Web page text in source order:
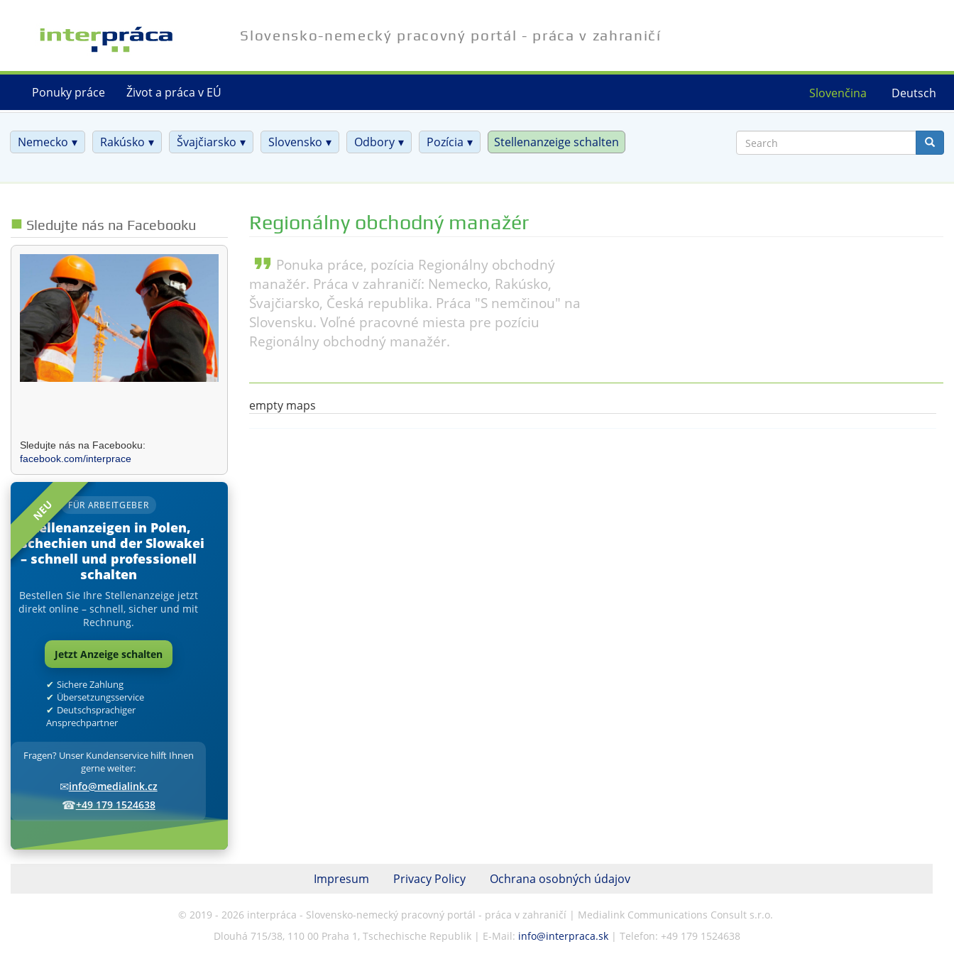
Deutsch
Slovenčina
Slovensko-nemecký pracovný portál - práca v zahraničí
Ponuky práce Život a práca v EÚ
Nemecko Rakúsko Švajčiarsko Slovensko Odbory Pozícia Stellenanzeige schalten
Sledujte nás na Facebooku
Sledujte nás na Facebooku:
facebook.com/interprace
NEU FÜR ARBEITGEBER
Stellenanzeigen in Polen,
Tschechien und der Slowakei
– schnell und professionell
schalten
Bestellen Sie Ihre Stellenanzeige jetzt
direkt online – schnell, sicher und mit
Rechnung.
Jetzt Anzeige schalten
Sichere Zahlung
Übersetzungsservice
Deutschsprachiger
Ansprechpartner
Fragen? Unser Kundenservice hilft Ihnen
gerne weiter:
✉info@medialink.cz
☎+49 179 1524638
Regionálny obchodný manažér
format_quote Ponuka práce, pozícia Regionálny obchodný
manažér. Práca v zahraničí: Nemecko, Rakúsko,
Švajčiarsko, Česká republika. Práca "S nemčinou" na
Slovensku. Voľné pracovné miesta pre pozíciu
Regionálny obchodný manažér.
empty maps
Impresum Privacy Policy Ochrana osobných údajov
© 2019 - 2026 interpráca - Slovensko-nemecký pracovný portál - práca v zahraničí | Medialink Communications Consult s.r.o.
Dlouhá 715/38, 110 00 Praha 1, Tschechische Republik | E-Mail: info@interpraca.sk | Telefon: +49 179 1524638